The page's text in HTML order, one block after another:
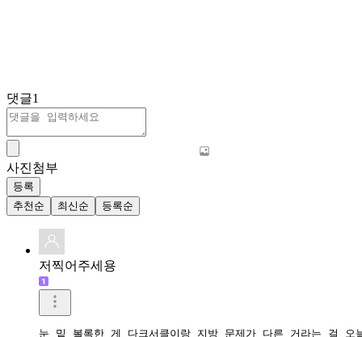
댓글1
사진첨부
등록
추천순
최신순 등록순
저찍어주세용
눈 밑 볼록한 게 다크서클이랑 지방 문제가 다른 거라는 걸